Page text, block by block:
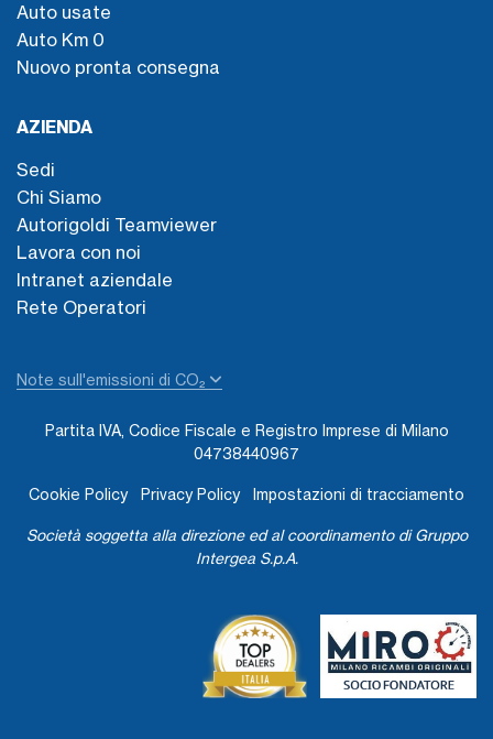
Auto usate
Auto Km 0
Nuovo pronta consegna
AZIENDA
Sedi
Chi Siamo
Autorigoldi Teamviewer
Lavora con noi
Intranet aziendale
Rete Operatori
Note sull'emissioni di CO₂
Partita IVA, Codice Fiscale e Registro Imprese di Milano
04738440967
Cookie Policy Privacy Policy Impostazioni di tracciamento
Società soggetta alla direzione ed al coordinamento di Gruppo
Intergea S.p.A.